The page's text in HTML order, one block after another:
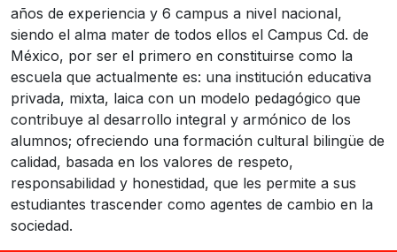
años de experiencia y 6 campus a nivel nacional,
siendo el alma mater de todos ellos el Campus Cd. de
México, por ser el primero en constituirse como la
escuela que actualmente es: una institución educativa
privada, mixta, laica con un modelo pedagógico que
contribuye al desarrollo integral y armónico de los
alumnos; ofreciendo una formación cultural bilingüe de
calidad, basada en los valores de respeto,
responsabilidad y honestidad, que les permite a sus
estudiantes trascender como agentes de cambio en la
sociedad.